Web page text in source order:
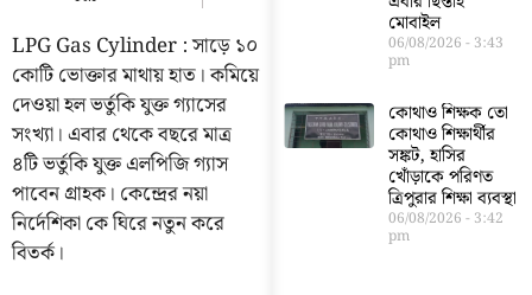
LPG Gas Cylinder : সাড়ে ১০
কোটি ভোক্তার মাথায় হাত। কমিয়ে
দেওয়া হল ভর্তুকি যুক্ত গ্যাসের
সংখ্যা। এবার থেকে বছরে মাত্র
৪টি ভর্তুকি যুক্ত এলপিজি গ্যাস
পাবেন গ্রাহক। কেন্দ্রের নয়া
নির্দেশিকা কে ঘিরে নতুন করে
বিতর্ক।
মোবাইল
06/08/2026 3:43
pm
কোথাও শিক্ষক তো
কোথাও শিক্ষার্থীর
সঙ্কট, হাসির
খোঁড়াকে পরিণত
ত্রিপুরার শিক্ষা ব্যবস্থা
06/08/2026 3:42
pm